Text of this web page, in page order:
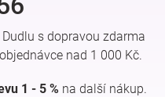
Dudlu s dopravou zdarma
nad 1 000 Kč.
1 - 5 % na další nákup.